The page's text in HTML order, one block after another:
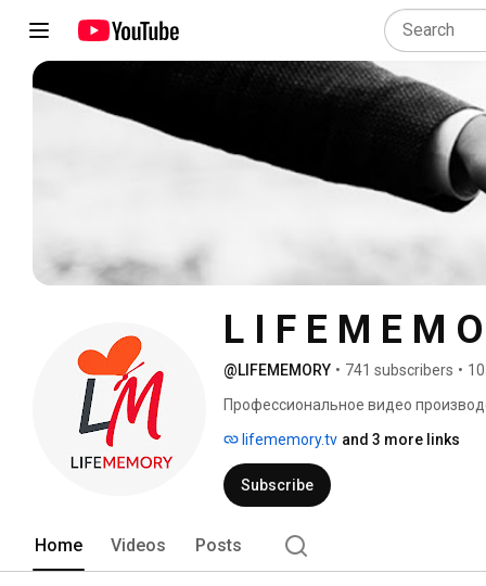
L I F E M E M
@LIFEMEMORY • 741 subscribers •
Профессиональное видео
lifememory.tv and 3 more links
Subscribe
Home Videos Posts